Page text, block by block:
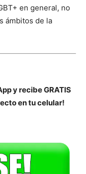
en general, no
ámbitos de la
y recibe GRATIS
en tu celular!